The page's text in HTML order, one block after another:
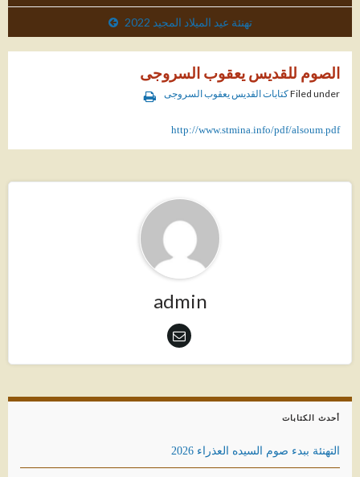
تهنئة عيد الميلاد المجيد 2022
الصوم للقديس يعقوب السروجى
Filed underكتابات القديس يعقوب السروجى
http://www.stmina.info/pdf/alsoum.pdf
admin
أحدث الكتابات
التهنئة ببدء صوم السيده العذراء 2026